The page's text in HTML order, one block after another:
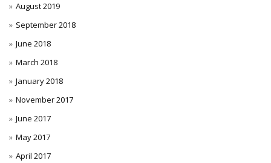
August 2019
September 2018
June 2018
March 2018
January 2018
November 2017
June 2017
May 2017
April 2017